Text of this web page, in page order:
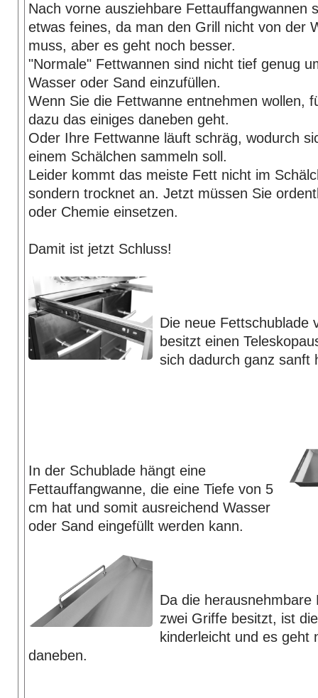
Nach vorne ausziehbare Fettauffangwannen
etwas feines, da man den Grill nicht von der
muss, aber es geht noch besser.
"Normale" Fettwannen sind nicht tief genug
Wasser oder Sand einzufüllen.
Wenn Sie die Fettwanne entnehmen wollen,
dazu das einiges daneben geht.
Oder Ihre Fettwanne läuft schräg, wodurch
einem Schälchen sammeln soll.
Leider kommt das meiste Fett nicht im
sondern trocknet an. Jetzt müssen Sie
oder Chemie einsetzen.
Damit ist jetzt Schluss!
Die neue Fettschublade
besitzt einen
sich dadurch ganz sanft
In der Schublade hängt eine
Fettauffangwanne, die eine Tiefe von 5
cm hat und somit ausreichend Wasser
oder Sand eingefüllt werden kann.
Da die herausnehmbare
zwei Griffe besitzt, ist
kinderleicht und es geht
daneben.